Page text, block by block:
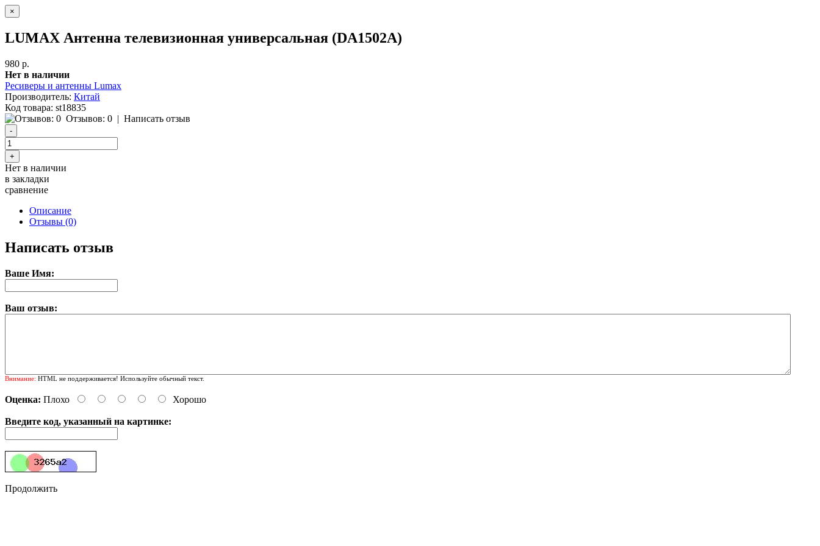
×
LUMAX Антенна телевизионная универсальная (DA1502A)
980 р.
Нет в наличии
Ресиверы и антенны Lumax
Производитель: Китай
Код товара: st18835
Отзывов: 0 | Написать отзыв
Нет в наличии
в закладки
сравнение
Описание
Отзывы (0)
Написать отзыв
Ваше Имя:
Ваш отзыв:
Внимание: HTML не поддерживается! Используйте обычный текст.
Оценка: Плохо Хорошо
Введите код, указанный на картинке:
Продолжить